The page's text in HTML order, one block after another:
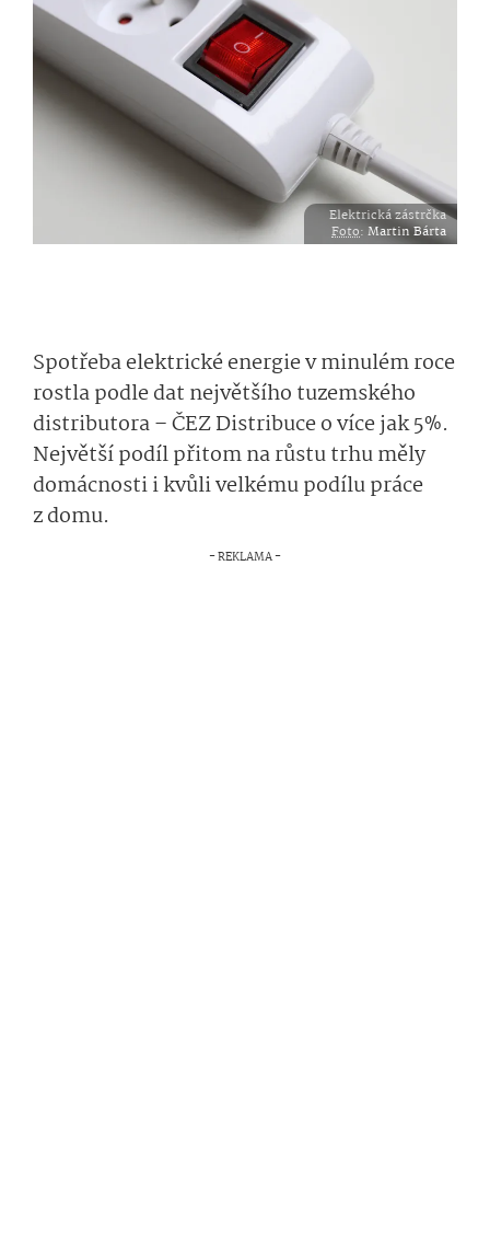
Elektrická zástrčka
Foto: Martin Bárta
Spotřeba elektrické energie v minulém roce
rostla podle dat největšího tuzemského
distributora – ČEZ Distribuce o více jak 5%.
Největší podíl přitom na růstu trhu měly
domácnosti i kvůli velkému podílu práce
z domu.